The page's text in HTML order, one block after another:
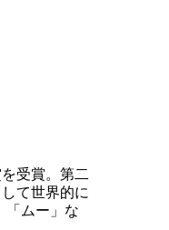
受賞。第二
て世界的に
「ムー」な